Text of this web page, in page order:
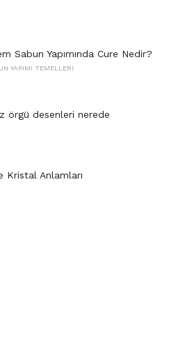
Sabun Yapımında Cure Nedir?
YAPIMI TEMELLERI
örgü desenleri nerede
Kristal Anlamları